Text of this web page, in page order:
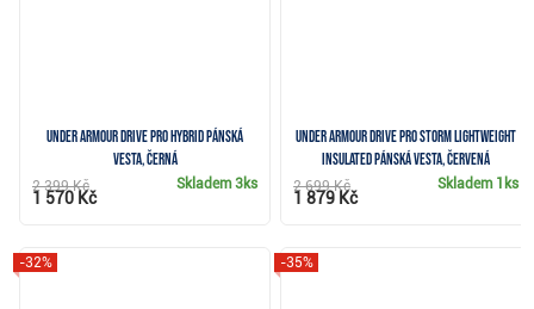
Under Armour Drive Pro Hybrid pánská
vesta, černá
Skladem3ks
2 399 Kč
1 570 Kč
Under Armour Drive Pro Storm Lightweight
Insulated pánská vesta, červená
Skladem 1ks
2 699 Kč
1 879 Kč
-32% -35%